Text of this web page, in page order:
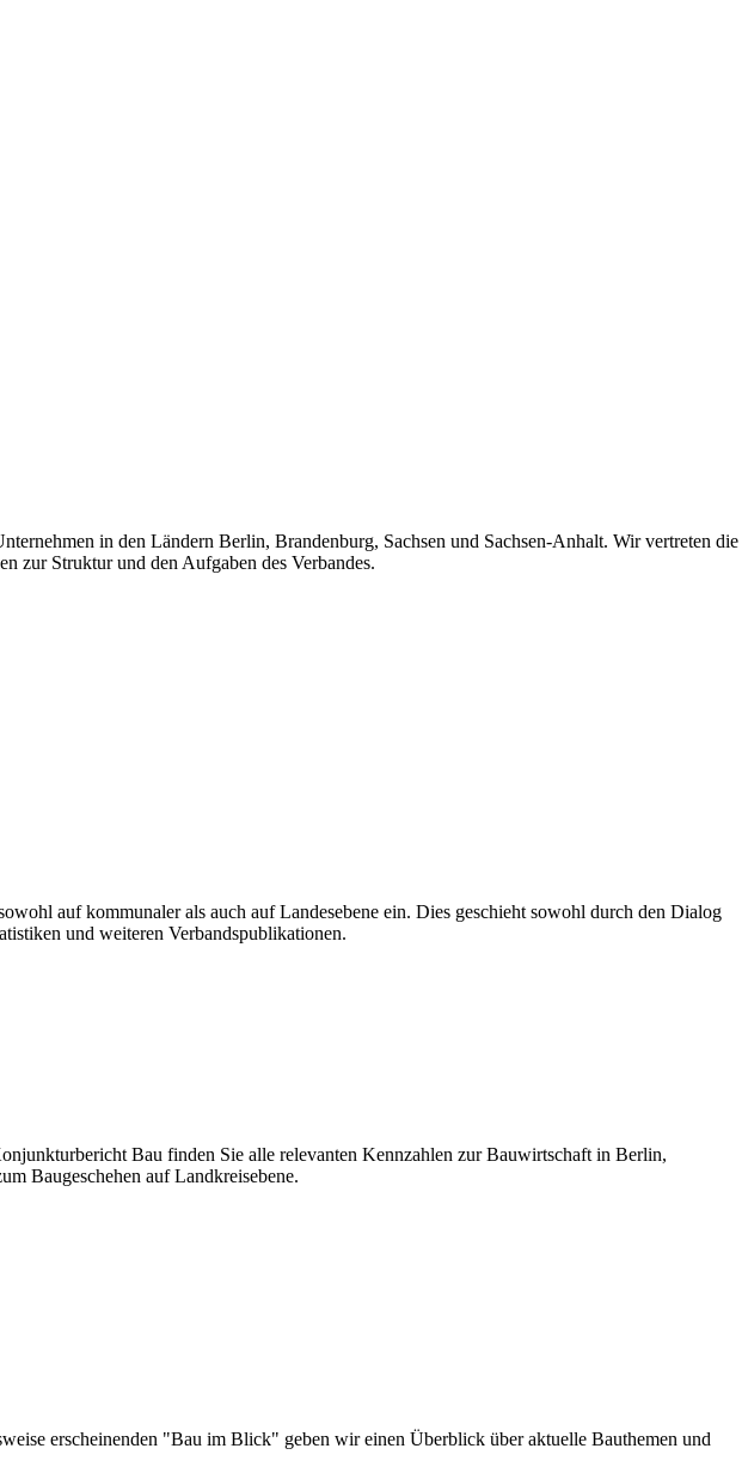
in den Ländern Berlin, Brandenburg, Sachsen und Sachsen-Anhalt. Wir vertreten die
zur Struktur und den Aufgaben des Verbandes.
auf kommunaler als auch auf Landesebene ein. Dies geschieht sowohl durch den Dialog
und weiteren Verbandspublikationen.
Bau finden Sie alle relevanten Kennzahlen zur Bauwirtschaft in Berlin,
Baugeschehen auf Landkreisebene.
erscheinenden "Bau im Blick" geben wir einen Überblick über aktuelle Bauthemen und